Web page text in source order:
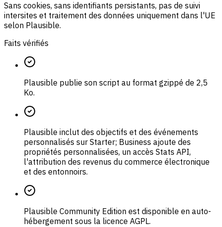
Sans cookies, sans identifiants persistants, pas de suivi
intersites et traitement des données uniquement dans l'UE
selon Plausible.
Faits vérifiés
Plausible publie son script au format gzippé de 2,5
Ko.
Plausible inclut des objectifs et des événements
personnalisés sur Starter; Business ajoute des
propriétés personnalisées, un accès Stats API,
l'attribution des revenus du commerce électronique
et des entonnoirs.
Plausible Community Edition est disponible en auto-
hébergement sous la licence AGPL.